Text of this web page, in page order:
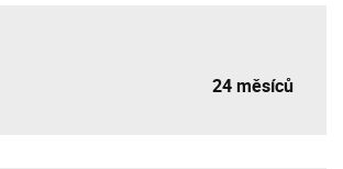
24 měsíců